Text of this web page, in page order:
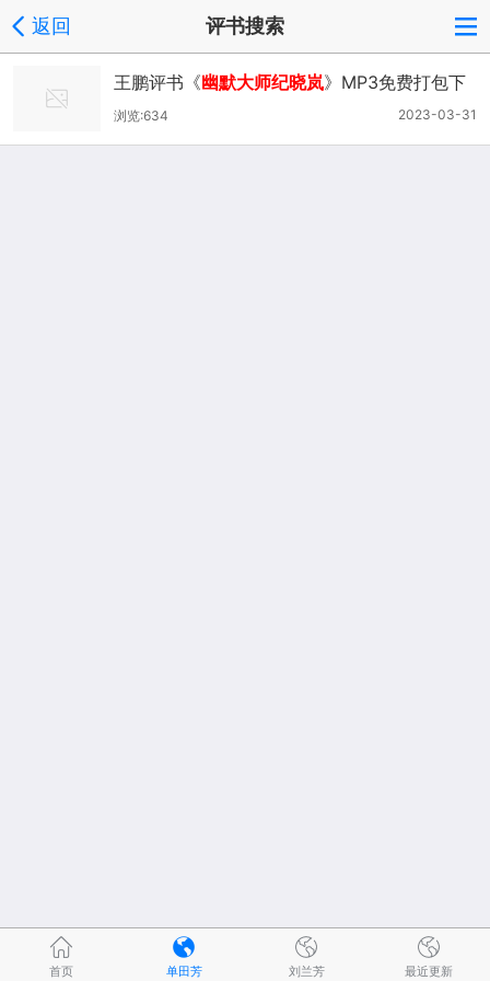
返回 评书搜索
王鹏评书《幽默大师纪晓岚》MP3免费打包下
载 13回全集
2023-03-31
浏览:634
首页 单田芳 刘兰芳 最近更新